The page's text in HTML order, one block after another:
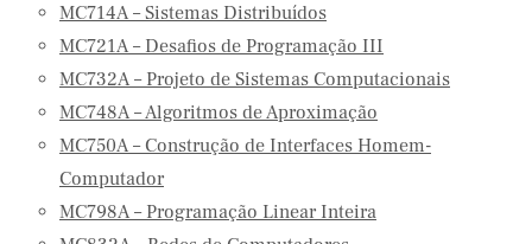
MC714A – Sistemas Distribuídos
MC721A – Desafios de Programação III
MC732A – Projeto de Sistemas Computacionais
MC748A – Algoritmos de Aproximação
MC750A – Construção de Interfaces Homem-
Computador
MC798A – Programação Linear Inteira